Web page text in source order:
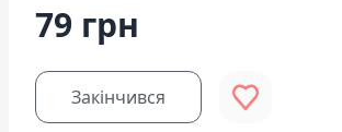
79 грн
Закінчився